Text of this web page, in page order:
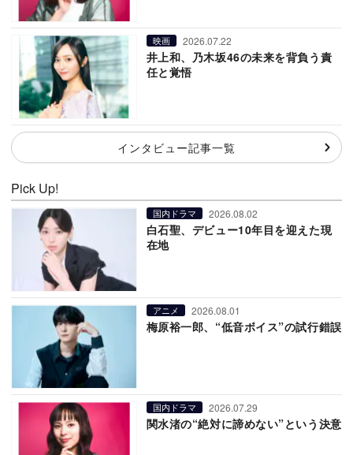
映画 2026.07.22
井上和、乃木坂46の未来を背負う責
任と覚悟
インタビュー記事一覧
Pick Up!
国内ドラマ 2026.08.02
白石聖、デビュー10年目を迎えた現
在地
アニメ 2026.08.01
梅原裕一郎、“低音ボイス”の試行錯誤
国内ドラマ 2026.07.29
関水渚の“絶対に諦めない”という決意